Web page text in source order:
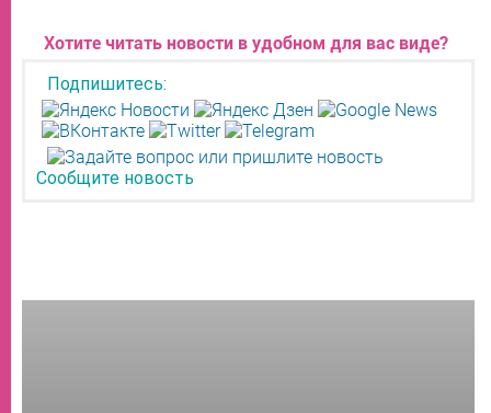
Хотите читать новости в удобном для вас виде?
Подпишитесь:
Сообщите новость